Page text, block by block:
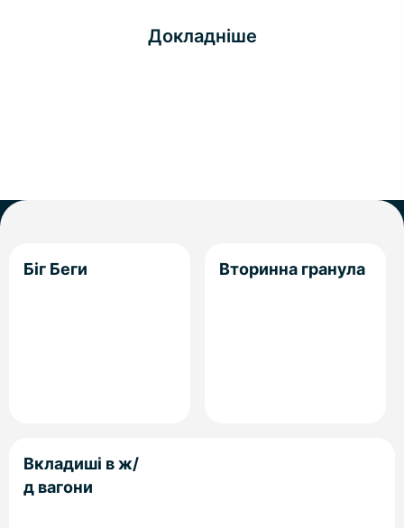
Докладніше
Біг Беги Вторинна гранула
Вкладиші в ж/
д вагони